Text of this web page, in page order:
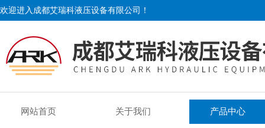
欢迎进入成都艾瑞科液压设备有限公司！
网站首页 关于我们 产品中心